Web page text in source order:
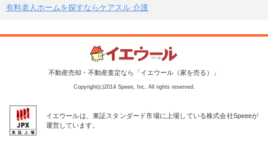
有料老人ホームを探すならケアスル 介護
不動産売却・不動産査定なら「イエウール（家を売る）」
Copyright(c)2014 Speee, Inc. All rights reserved.
イエウールは、東証スタンダード市場に上場している株式会社Speeeが
運営しています。